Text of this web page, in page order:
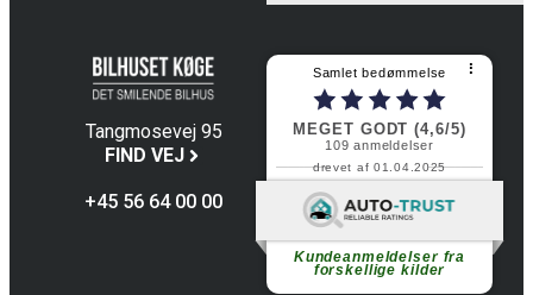
Tangmosevej 95
4600 Køge
FIND VEJ
+45 56 64 00 00
Samlet bedømmelse ⠇
MEGET GODT (4,6/5)
109anmeldelser
drevet af 01.04.2025
Kundeanmeldelser fra
forskellige kilder
Fortsæt med at læse